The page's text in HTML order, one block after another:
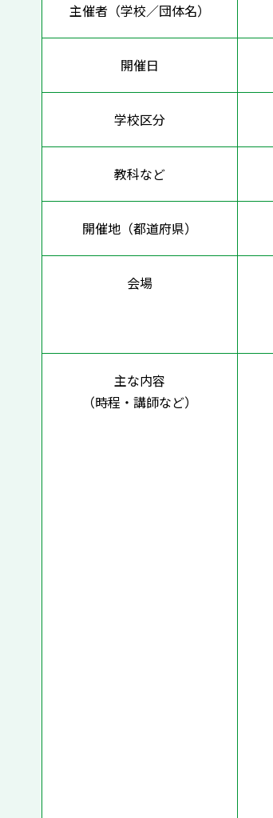
主催者（学校／団体名）
開催日
学校区分
教科など
開催地（都道府県）
会場
主な内容
（時程・講師など）